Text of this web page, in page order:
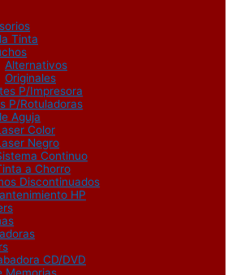
Tinta
Alternativos
Originales
P/Impresora
P/Rotuladoras
Aguja
Color
Negro
Continuo
a Chorro
Discontinuados
HP
CD/DVD